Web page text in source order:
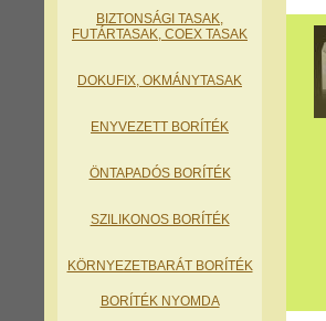
BIZTONSÁGI TASAK,
FUTÁRTASAK, COEX TASAK
DOKUFIX, OKMÁNYTASAK
ENYVEZETT BORÍTÉK
ÖNTAPADÓS BORÍTÉK
SZILIKONOS BORÍTÉK
KÖRNYEZETBARÁT BORÍTÉK
BORÍTÉK NYOMDA